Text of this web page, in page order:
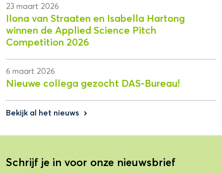
23 maart 2026
Ilona van Straaten en Isabella Hartong
winnen de Applied Science Pitch
Competition 2026
6 maart 2026
Nieuwe collega gezocht DAS-Bureau!
Bekijk al het nieuws keyboard_arrow_right
Schrijf je in voor onze nieuwsbrief